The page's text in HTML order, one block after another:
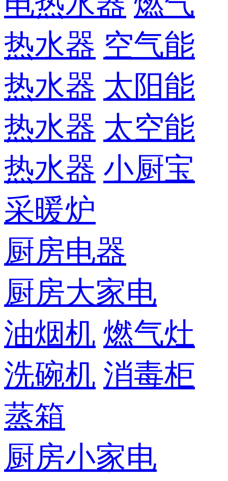
热水器 空气能
热水器 太阳能
热水器 太空能
热水器 小厨宝
采暖炉
厨房电器
厨房大家电
油烟机 燃气灶
洗碗机 消毒柜
蒸箱
厨房小家电